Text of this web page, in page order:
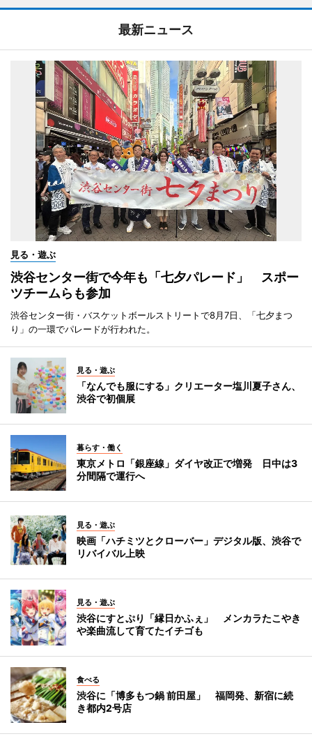
最新ニュース
見る・遊ぶ
渋谷センター街で今年も「七夕パレード」 スポー
ツチームらも参加
渋谷センター街・バスケットボールストリートで8月7日、「七夕まつ
り」の一環でパレードが行われた。
見る・遊ぶ
「なんでも服にする」クリエーター塩川夏子さん、
渋谷で初個展
暮らす・働く
東京メトロ「銀座線」ダイヤ改正で増発 日中は3
分間隔で運行へ
見る・遊ぶ
映画「ハチミツとクローバー」デジタル版、渋谷で
リバイバル上映
見る・遊ぶ
渋谷にすとぷり「縁日かふぇ」 メンカラたこやき
や楽曲流して育てたイチゴも
食べる
渋谷に「博多もつ鍋 前田屋」 福岡発、新宿に続
き都内2号店